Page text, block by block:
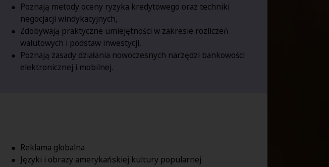
Poznają metody oceny ryzyka kredytowego oraz techniki
negocjacji windykacyjnych,
Zdobywają praktyczne umiejętności w zakresie rozliczeń
walutowych i podstaw inwestycji,
Poznają zasady działania nowoczesnych narzędzi bankowości
elektronicznej i mobilnej.
Reklama globalna
Języki i obrazy amerykańskiej kultury popularnej